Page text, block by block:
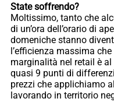
State soffrendo?
Moltissimo, tanto che
di un’ora dell’orario di
domeniche stanno
l’efficienza massima
marginalità nel retail è
quasi 9 punti di
prezzi che applichiamo
lavorando in territorio